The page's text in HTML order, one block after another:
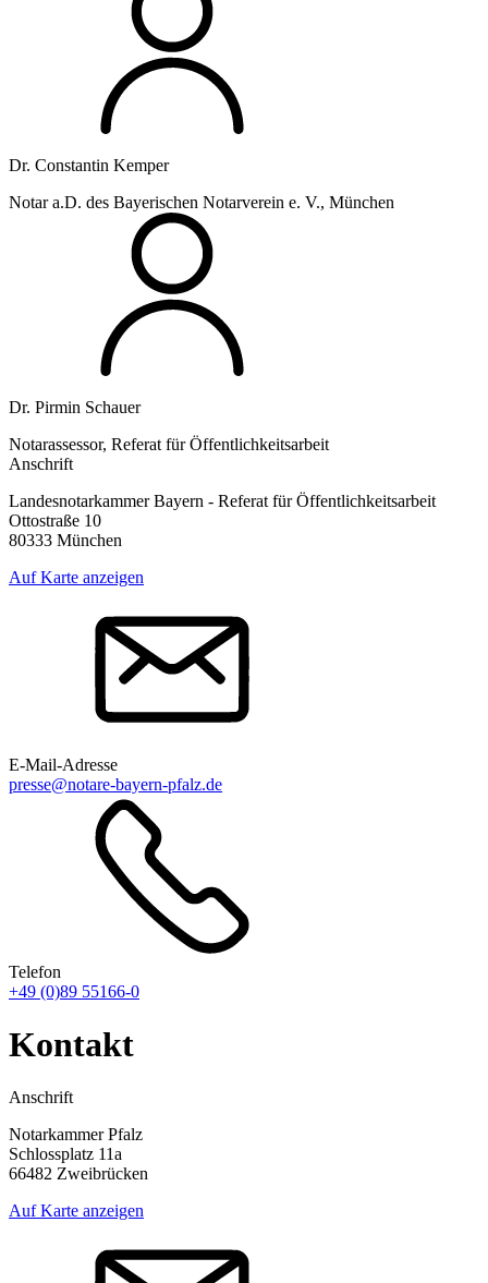
Dr. Constantin Kemper
Notar a.D. des Bayerischen Notarverein e. V., München
Dr. Pirmin Schauer
Notarassessor, Referat für Öffentlichkeitsarbeit
Anschrift
Landesnotarkammer Bayern - Referat für Öffentlichkeitsarbeit
Ottostraße 10
80333 München
Auf Karte anzeigen
E-Mail-Adresse
presse@notare-bayern-pfalz.de
Telefon
+49 (0)89 55166-0
Kontakt
Anschrift
Notarkammer Pfalz
Schlossplatz 11a
66482 Zweibrücken
Auf Karte anzeigen